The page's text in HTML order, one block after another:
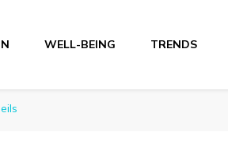
WELL-BEING TRENDS